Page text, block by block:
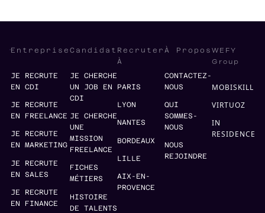
Entreprise
JE RECRUTE
EN CDI
JE RECRUTE
EN FREELANCE
JE RECRUTE
EN MARKETING
JE RECRUTE
EN SALES
JE RECRUTE
EN FINANCE
Candidat
JE CHERCHE
UN JOB EN
CDI
JE CHERCHE
UNE
MISSION
FREELANCE
FICHES
MÉTIERS
HISTOIRE
DE TALENTS
Recruter
À
PARIS
LYON
NANTES
BORDEAUX
LILLE
AIX-EN-
PROVENCE
À Propos
CONTACTEZ-
NOUS
QUI
SOMMES-
NOUS
NOUS
REJOINDRE
WEFY
Group
MOBISKILL
VIRTUOZ
IN
RESIDENCE